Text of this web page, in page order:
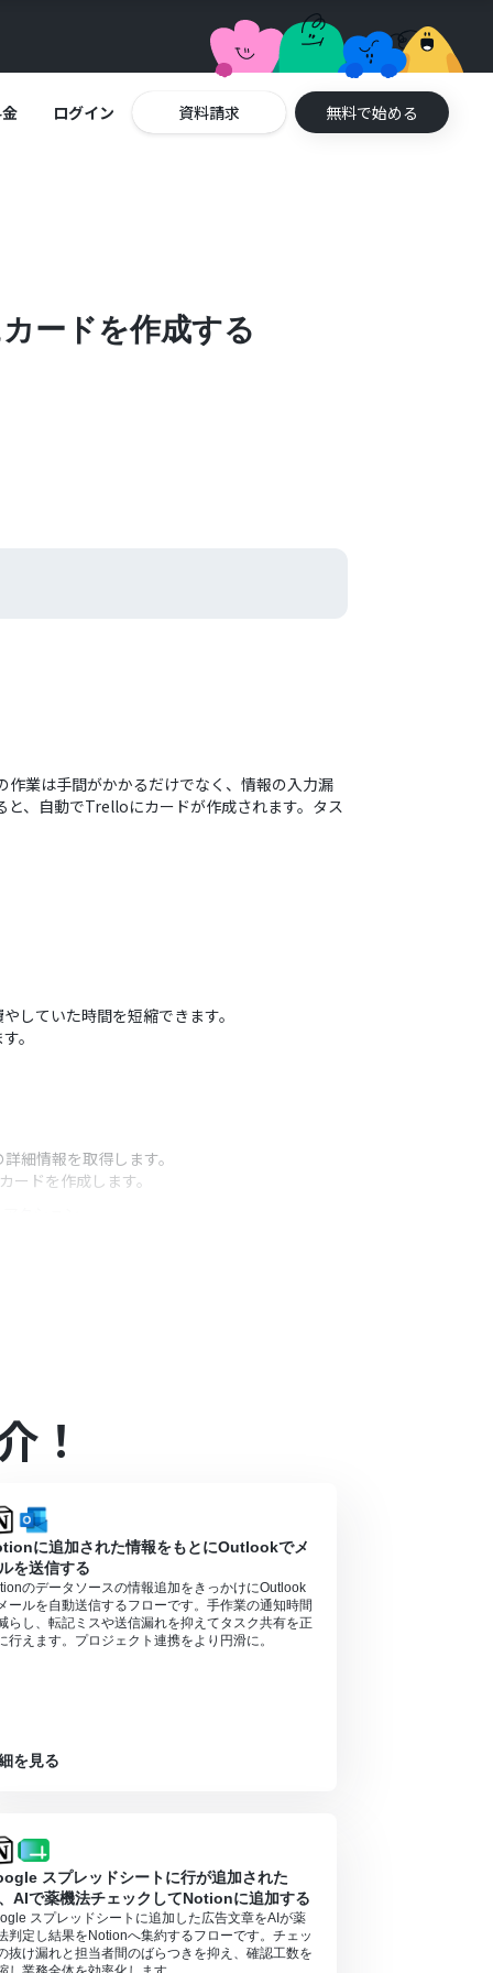
ログイン 資料請求 無料で始める
ードを作成する
業は手間がかかるだけでなく、情報の入力漏
、自動でTrelloにカードが作成されます。タス
していた時間を短縮できます。
。
細情報を取得します。
ドを作成します。
！
に追加された情報をもとにOutlookでメ
を送信する
のデータソースの情報追加をきっかけにOutlook
ールを自動送信するフローです。手作業の通知時間
らし、転記ミスや送信漏れを抑えてタスク共有を正
行えます。プロジェクト連携をより円滑に。
を見る
スプレッドシートに行が追加された
AIで薬機法チェックしてNotionに追加する
スプレッドシートに追加した広告文章をAIが薬
判定し結果をNotionへ集約するフローです。チェッ
抜け漏れと担当者間のばらつきを抑え、確認工数を